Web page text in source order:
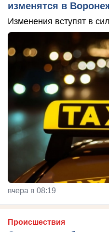
изменятся в
Изменения вступят в
вчера в 08:19
Происшествия